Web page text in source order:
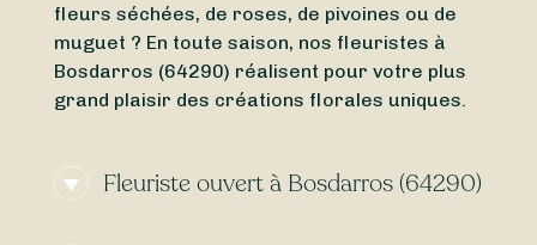
fleurs séchées, de roses, de pivoines ou de
muguet ? En toute saison, nos fleuristes à
Bosdarros (64290) réalisent pour votre plus
grand plaisir des créations florales uniques.
Fleuriste ouvert à Bosdarros (64290)